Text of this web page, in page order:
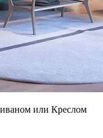
или Креслом